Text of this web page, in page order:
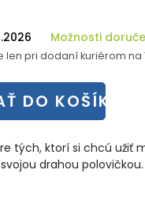
Možnosti
pri dodaní kuriérom na
DO KOŠÍKA
tých, ktorí si chcú užiť
drahou polovičkou.